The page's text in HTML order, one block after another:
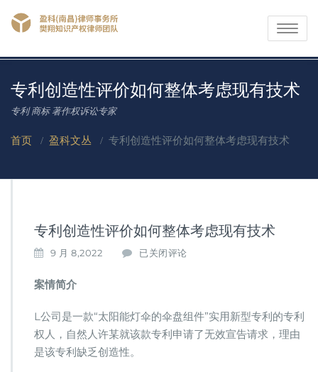
Toggle
专利创造性评价如何整体考虑现有技术
专利 商标 著作权诉讼专家
首页 / 盈科文丛 / 专利创造性评价如何整体考虑现有技术
专利创造性评价如何整体考虑现有技术
9 月 8,2022
专
性
评
价
已关闭评论
案情简介
L公司是一款“太阳能灯伞的伞盘组件”实用新型专利的专利
权人，自然人许某就该款专利申请了无效宣告请求，理由
是该专利缺乏创造性。